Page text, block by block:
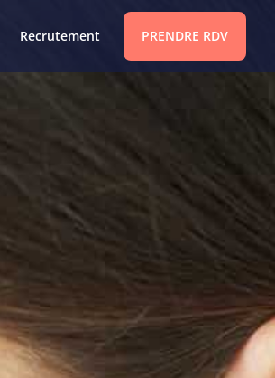
Recrutement PRENDRE RDV